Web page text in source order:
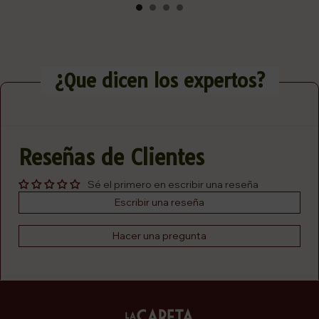
¿Que dicen los expertos?
Reseñas de Clientes
Sé el primero en escribir una reseña
Escribir una reseña
Hacer una pregunta